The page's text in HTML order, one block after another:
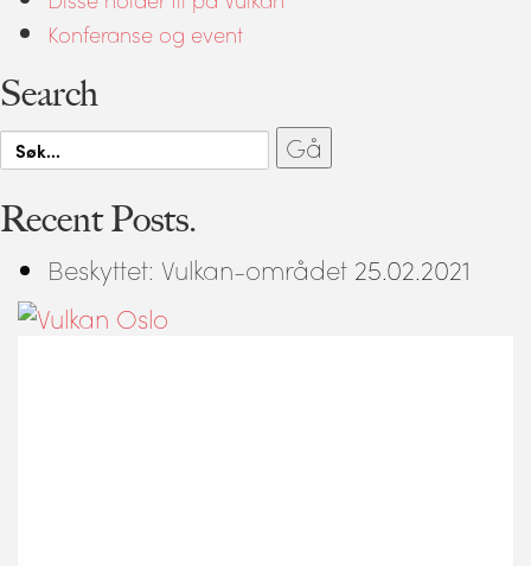
Konferanse og event
Search
Search
for:
Recent Posts.
Beskyttet: Vulkan-området 25.02.2021